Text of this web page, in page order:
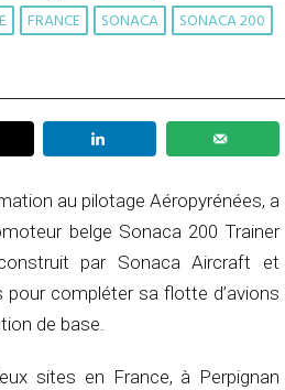
FRANCE SONACA
SONACA 200
au pilotage Aéropyrénées, a
belge Sonaca 200 Trainer
par Sonaca Aircraft et
pour compléter sa flotte d’avions
de base.
sites en France, à Perpignan